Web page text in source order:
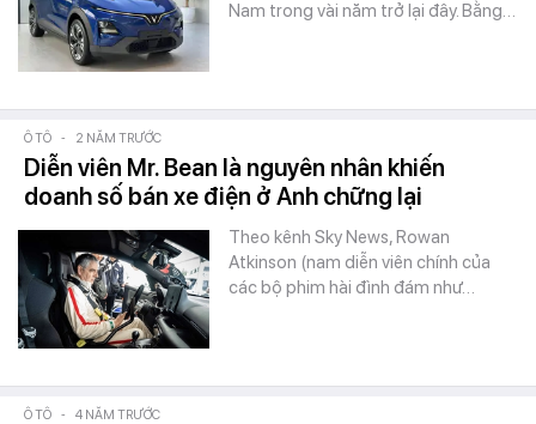
Nam trong vài năm trở lại đây. Bằng…
Ô TÔ - 2 NĂM TRƯỚC
Diễn viên Mr. Bean là nguyên nhân khiến
doanh số bán xe điện ở Anh chững lại
Theo kênh Sky News, Rowan
Atkinson (nam diễn viên chính của
các bộ phim hài đình đám như…
Ô TÔ - 4 NĂM TRƯỚC